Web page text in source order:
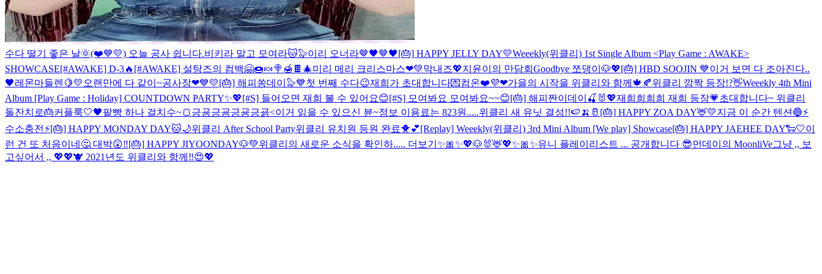
수다 떨기 좋은 날🌞(❤️💙💛) 오늘 공사 쉽니다.비키라 말고 모여라🐱🦭이리 오너라🤎🖤🤎🖤[🎂] HAPPY JELLY DAY💛Weeekly(위클리) 1st Single Album <Play Game : AWAKE>
SHOWCASE[#AWAKE] D-3🔥 [#AWAKE] 설탕즈의 컴백🤗🍩🍬🍭🍯🍫 🎄미리 메리 크리스마스❤💚막내즈💖지윤이의 만담회 Goodbye 쪼댕이🐶💖[🎂] HBD SOOJIN 💙이거 보면 다 조아진다..
🖤레몬마들렌🍋💛 오랜만에 다 같이~공사장❤💙💛[🎂] 해피쏭데이🦭💙첫 번째 수다😉재희가 초대합니다💌컴온❤️💜❤가을의 시작을 위클리와 함께🍁🍂위클리 깜짝 등장!?👋Weeekly 4th Mini
Album [Play Game : Holiday] COUNTDOWN PARTY✨💖[#S] 들어오면 재희 볼 수 있어요😊[#S] 모여봐요 모여봐요~~😊[🎂] 해피짠이데이🍒🐰💖재희희희희 재희 등장💗초대합니다~ 위클리
돌잔치로🎂커플룩🤍🖤팥빵 하나 걸치수~🍞 긍굥긍굥긍굥긍굙<이거 읽을 수 있으신 뷴~정보 이용료는 823원.....위클리 새 유닛 결성!!🍉🍌🥛 [🎂] HAPPY ZOA DAY🦌💛지금 이 순간 텐션🔵⚡️
수소충전⚡️[🎂] HAPPY MONDAY DAY🐱🌙위클리 After School Party위클리 유치원 등원 완료🐥💕[Replay] Weeekly(위클리) 3rd Mini Album [We play] Showcase[🎂] HAPPY JAEHEE DAY🐑🤍이
런 건 또 처음이네🤔 대박😲‼️[🎂] HAPPY JIYOONDAY🐶💚위클리의 새로운 소식을 확인하..... 더보기 ✨🎀✨💖🐶🐰🦌💖✨🎀✨유니 플레이리스트 ... 공개합니다 😎먼데이의 MoonliVe그냥 ,, 보
고싶어서 ,, 💖💖🐮 2021년도 위클리와 함께‼️😍💖